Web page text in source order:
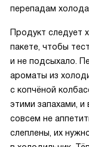
перепадам холода
Продукт следует
пакете, чтобы
и не подсыхало.
ароматы из
с копчёной
этими запахами, и
совсем не
слеплены, их